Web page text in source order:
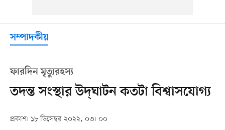
সম্পাদকীয়
ফারদিন মৃত্যুরহস্য
তদন্ত সংস্থার উদ্‌ঘাটন কতটা বিশ্বাসযোগ্য
প্রকাশ: ১৮ ডিসেম্বর ২০২২, ০৩: ০০